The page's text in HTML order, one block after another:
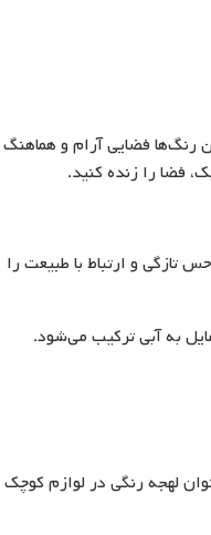
رنگ‌ها فضایی آرام و هماهنگ
فضا را زنده کنید.
و ارتباط با طبیعت را
به آبی ترکیب می‌شود.
لهجه رنگی در لوازم کوچک